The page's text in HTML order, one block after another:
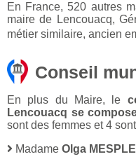
En France, 520 autres
maire de Lencouacq,
métier similaire, ancien
Conseil
En plus du Maire, le
Lencouacq se
sont des femmes et 4
Madame Olga